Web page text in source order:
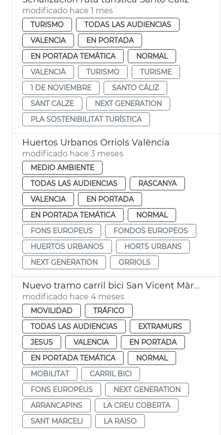
modificado hace 1 mes
TURISMO
TODAS LAS AUDIENCIAS
VALENCIA
EN PORTADA
EN PORTADA TEMÁTICA
NORMAL
VALENCIÀ
TURISMO
TURISME
1 DE NOVIEMBRE
SANTO CÁLIZ
SANT CALZE
NEXT GENERATION
PLA SOSTENIBILITAT TURÍSTICA
Huertos Urbanos Orriols València
modificado hace 3 meses
MEDIO AMBIENTE
TODAS LAS AUDIENCIAS
RASCANYA
VALENCIA
EN PORTADA
EN PORTADA TEMÁTICA
NORMAL
FONS EUROPEUS
FONDOS EUROPEOS
HUERTOS URBANOS
HORTS URBANS
NEXT GENERATION
ORRIOLS
Nuevo tramo carril bici San Vicent Màrtir València
modificado hace 4 meses
MOVILIDAD
TRÁFICO
TODAS LAS AUDIENCIAS
EXTRAMURS
JESUS
VALENCIA
EN PORTADA
EN PORTADA TEMÁTICA
NORMAL
MOBILITAT
CARRIL BICI
FONS EUROPEUS
NEXT GENERATION
ARRANCAPINS
LA CREU COBERTA
SANT MARCELI
LA RAISO